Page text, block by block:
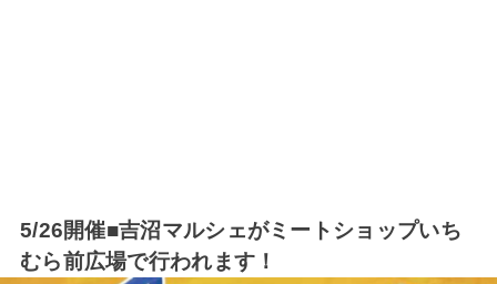
5/26開催■吉沼マルシェがミートショップいち
むら前広場で行われます！